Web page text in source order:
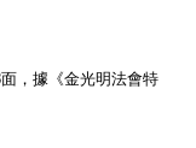
，據《金光明法會特